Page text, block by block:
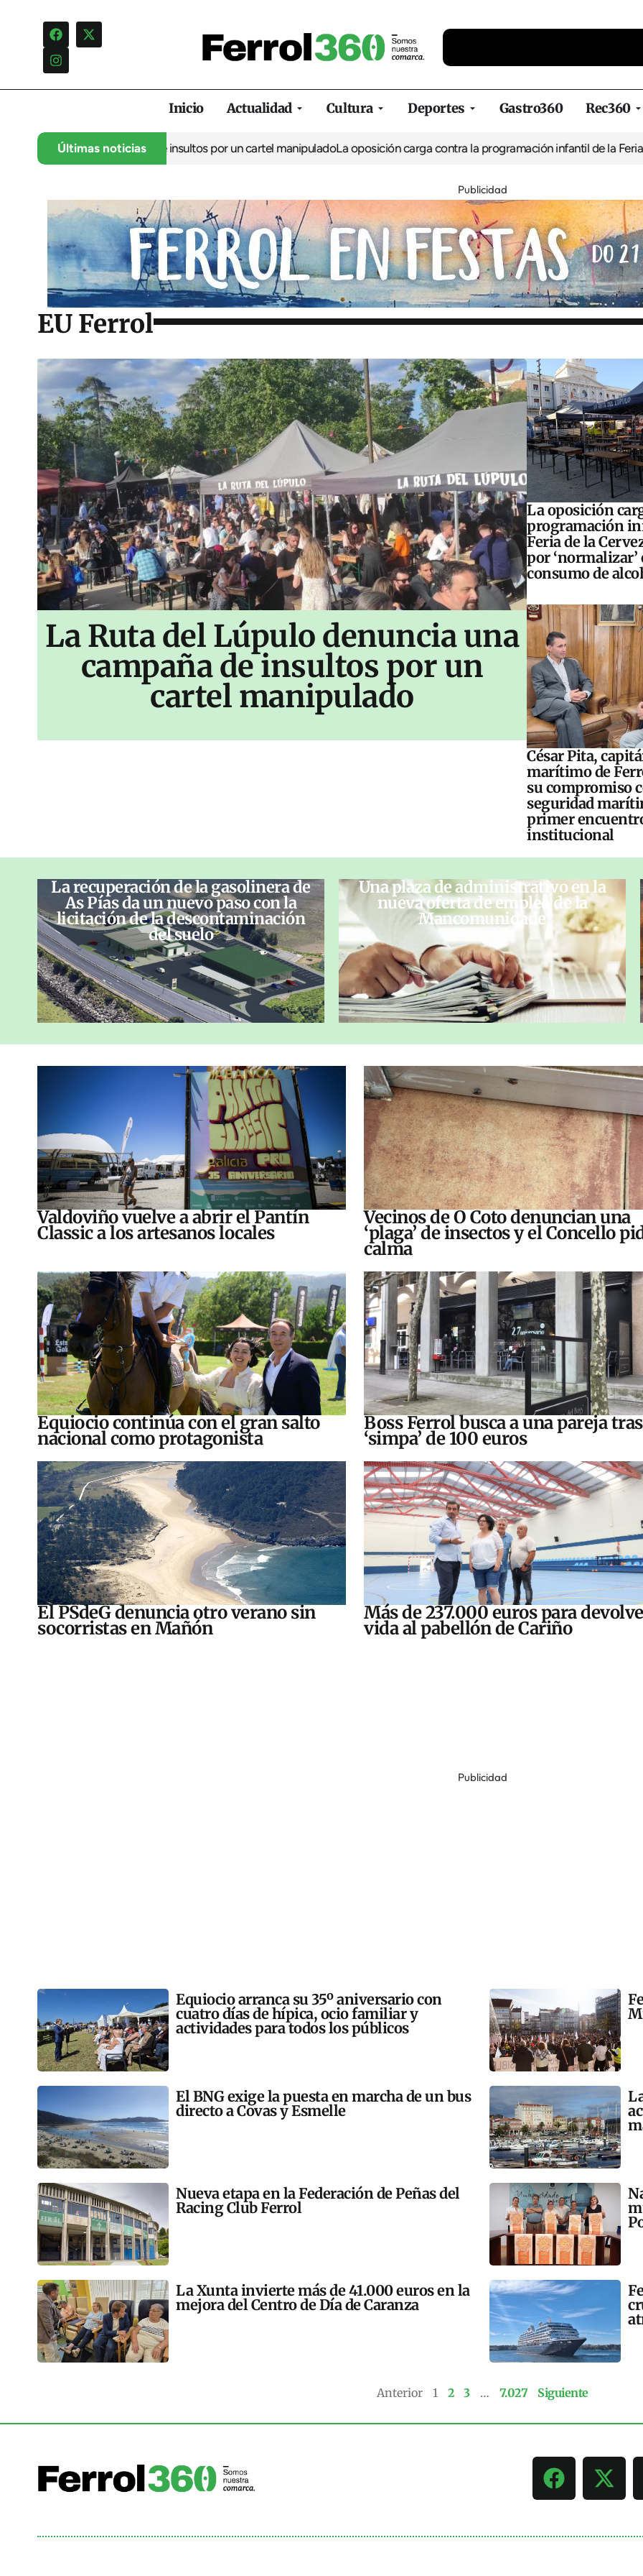
Inicio Actualidad Cultura Deportes Gastro360 Rec360
Últimas noticias
una campaña de insultos por un cartel manipulado La oposición carga contra la programación infantil de la Feria de la
Publicidad
EU Ferrol
La Ruta del Lúpulo denuncia una
campaña de insultos por un
cartel manipulado
La oposición
programación
Feria de la
por ‘normalizar’
consumo de
César Pita,
marítimo de
su compromiso
seguridad
primer
institucional
La recuperación de la gasolinera de
As Pías da un nuevo paso con la
licitación de la descontaminación
del suelo
Una plaza de administrativo en la
nueva oferta de empleo de la
Mancomunidade
Valdoviño vuelve a abrir el Pantín
Classic a los artesanos locales
Vecinos de O Coto denuncian una
‘plaga’ de insectos y el Concello
calma
Equiocio continúa con el gran salto
nacional como protagonista
Boss Ferrol busca a una pareja
‘simpa’ de 100 euros
El PSdeG denuncia otro verano sin
socorristas en Mañón
Más de 237.000 euros para
vida al pabellón de Cariño
Publicidad
Equiocio arranca su 35º aniversario con
cuatro días de hípica, ocio familiar y
actividades para todos los públicos
El BNG exige la puesta en marcha de un bus
directo a Covas y Esmelle
Nueva etapa en la Federación de Peñas del
Racing Club Ferrol
La Xunta invierte más de 41.000 euros en la
mejora del Centro de Día de Caranza
Anterior 1 2 3 … 7.027 Siguiente